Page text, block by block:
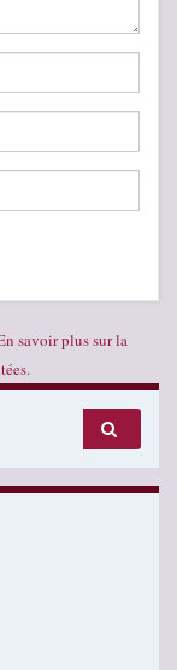
savoir plus sur la
.